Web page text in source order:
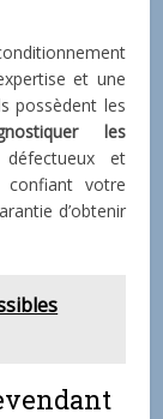
et une
possèdent les
les
et
votre
d’obtenir